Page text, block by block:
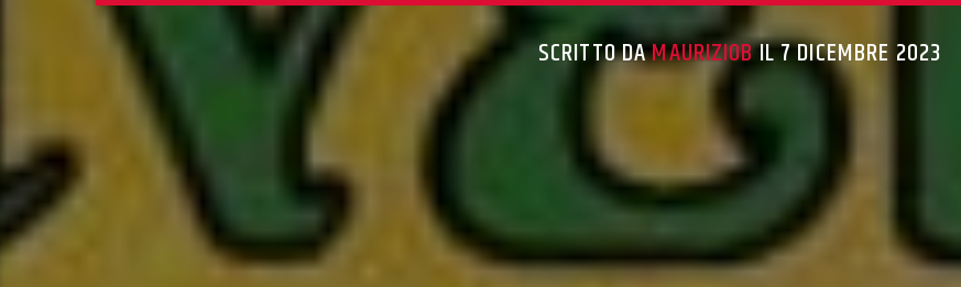
SCRITTO DAMAURIZIOBIL 7 DICEMBRE 2023